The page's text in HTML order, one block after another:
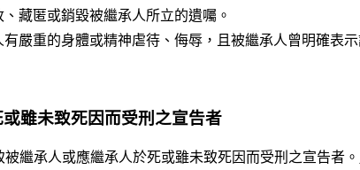
藏匿或銷毀被繼承人所立的遺囑。
嚴重的身體或精神虐待、侮辱，且被繼承人曾明確表
雖未致死因而受刑之宣告者
繼承人或應繼承人於死或雖未致死因而受刑之宣告者。